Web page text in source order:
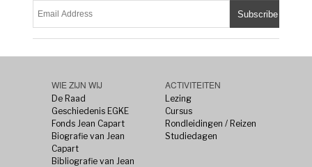
WIE ZIJN WIJ
De Raad
Geschiedenis EGKE
Fonds Jean Capart
Biografie van Jean
Capart
Bibliografie van Jean
ACTIVITEITEN
Lezing
Cursus
Rondleidingen / Reizen
Studiedagen